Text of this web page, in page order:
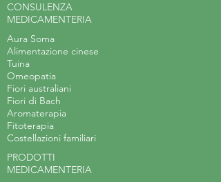
CONSULENZA
MEDICAMENTERIA
Aura Soma
Alimentazione cinese
Tuina
Omeopatia
Fiori australiani
Fiori di Bach
Aromaterapia
Fitoterapia
Costellazioni familiari
PRODOTTI
MEDICAMENTERIA